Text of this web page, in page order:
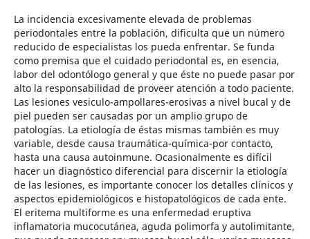
La incidencia excesivamente elevada de problemas
periodontales entre la población, dificulta que un número
reducido de especialistas los pueda enfrentar. Se funda
como premisa que el cuidado periodontal es, en esencia,
labor del odontólogo general y que éste no puede pasar por
alto la responsabilidad de proveer atención a todo paciente.
Las lesiones vesiculo-ampollares-erosivas a nivel bucal y de
piel pueden ser causadas por un amplio grupo de
patologías. La etiología de éstas mismas también es muy
variable, desde causa traumática-química-por contacto,
hasta una causa autoinmune. Ocasionalmente es difícil
hacer un diagnóstico diferencial para discernir la etiología
de las lesiones, es importante conocer los detalles clínicos y
aspectos epidemiológicos e histopatológicos de cada ente.
El eritema multiforme es una enfermedad eruptiva
inflamatoria mucocutánea, aguda polimorfa y autolimitante,